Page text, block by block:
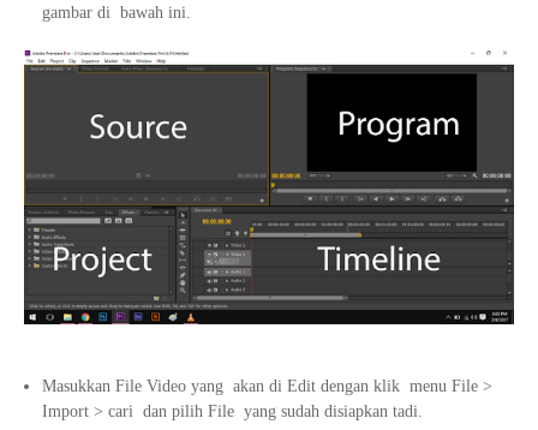
gambar di bawah ini.
Masukkan File Video yang akan di Edit dengan klik menu File >
Import > cari dan pilih File yang sudah disiapkan tadi.